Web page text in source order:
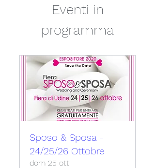
Eventi in
programma
Sposo & Sposa -
24/25/26 Ottobre
dom 25 ott